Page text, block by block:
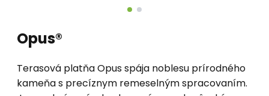
Opus®
Terasová platňa Opus spája noblesu prírodného
kameňa s precíznym remeselným spracovaním.